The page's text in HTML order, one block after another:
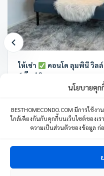
นโยบายคุก
BESTHOMECONDO.COM มีการใ
ใกล้เคียงกันกับคุกกี้บนเว็บไซต์ของเ
ความเป็นส่วนตัวของข้อมูล ก่
ให้เช่า คอนโด ลุมพินี วิล
6 ตึก A2
ลุมพินี วิลล์ อ่อนนุช 46 ซอย อ่อนนุ
1 ห้องนอน 1 ห้องน้ำ